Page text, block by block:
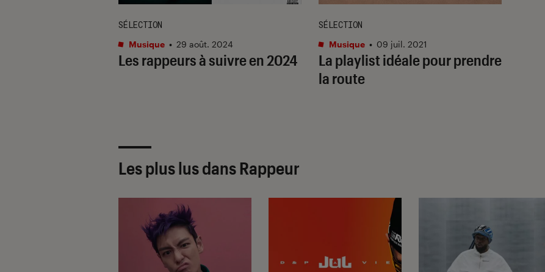
Les rappeurs à suivre en 2024
SÉLECTION
Musique • 29 août. 2024
La playlist idéale pour prendre
la route
SÉLECTION
Musique • 09 juil. 2021
Les plus lus dans Rappeur